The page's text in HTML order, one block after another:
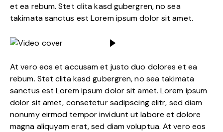
et ea rebum. Stet clita kasd gubergren, no sea
takimata sanctus est Lorem ipsum dolor sit amet.
At vero eos et accusam et justo duo dolores et ea
rebum. Stet clita kasd gubergren, no sea takimata
sanctus est Lorem ipsum dolor sit amet. Lorem ipsum
dolor sit amet, consetetur sadipscing elitr, sed diam
nonumy eirmod tempor invidunt ut labore et dolore
magna aliquyam erat, sed diam voluptua. At vero eos